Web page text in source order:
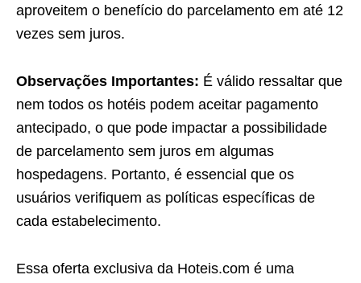
aproveitem o benefício do parcelamento em até 12
vezes sem juros.
Observações Importantes: É válido ressaltar que
nem todos os hotéis podem aceitar pagamento
antecipado, o que pode impactar a possibilidade
de parcelamento sem juros em algumas
hospedagens. Portanto, é essencial que os
usuários verifiquem as políticas específicas de
cada estabelecimento.
Essa oferta exclusiva da Hoteis.com é uma